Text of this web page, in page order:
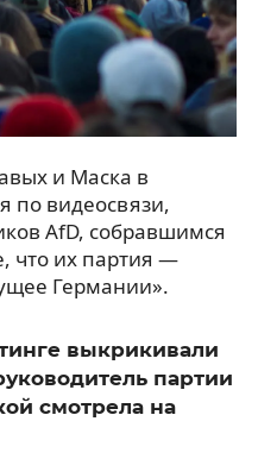
и Маска в
по видеосвязи,
AfD, собравшимся
что их партия —
Германии».
выкрикивали
партии
смотрела на